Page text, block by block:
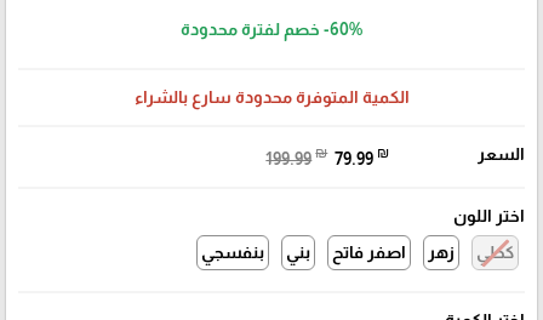
-60% خصم لفترة محدودة
الكمية المتوفرة محدودة سارع بالشراء
السعر 199.99 ₪ 79.99 ₪
اختر اللون
كحلي
زهر اصفر فاتح بني بنفسجي